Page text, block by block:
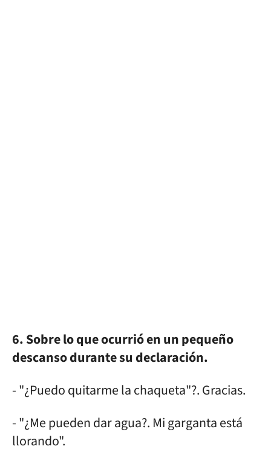
6. Sobre lo que ocurrió en un pequeño
descanso durante su declaración.
- "¿Puedo quitarme la chaqueta"?. Gracias.
- "¿Me pueden dar agua?. Mi garganta está
llorando".